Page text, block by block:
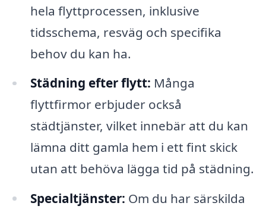
hela flyttprocessen, inklusive
tidsschema, resväg och specifika
behov du kan ha.
Städning efter flytt: Många
flyttfirmor erbjuder också
städtjänster, vilket innebär att du kan
lämna ditt gamla hem i ett fint skick
utan att behöva lägga tid på städning.
Specialtjänster: Om du har särskilda